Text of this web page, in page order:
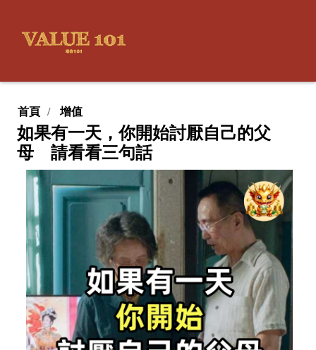
首頁 增值
如果有一天，你開始討厭自己的父
母 請看看三句話